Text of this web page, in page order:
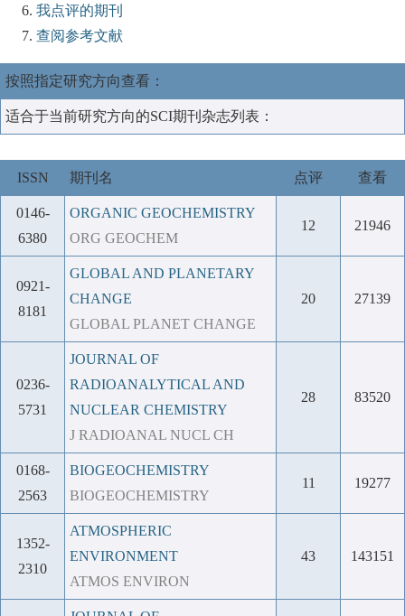
我点评的期刊
查阅参考文献
按照指定研究方向查看：
适合于当前研究方向的SCI期刊杂志列表：
ISSN 期刊名 点评 查看
0146-
6380
ORGANIC GEOCHEMISTRY
ORG GEOCHEM
12 21946
0921-
8181
GLOBAL AND PLANETARY
CHANGE
GLOBAL PLANET CHANGE
20 27139
0236-
5731
JOURNAL OF
RADIOANALYTICAL AND
NUCLEAR CHEMISTRY
J RADIOANAL NUCL CH
28 83520
0168-
2563
BIOGEOCHEMISTRY
BIOGEOCHEMISTRY
11 19277
1352-
2310
ATMOSPHERIC
ENVIRONMENT
ATMOS ENVIRON
43 143151